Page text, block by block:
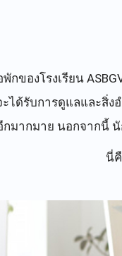
กของโรงเรียน
ได้รับการดูแลและสิ่ง
มากมาย นอกจากนี้
นี่